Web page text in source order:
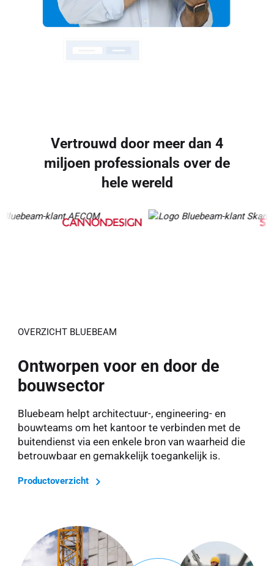
Vertrouwd door meer dan 4
miljoen professionals over de
hele wereld
OVERZICHT BLUEBEAM
Ontworpen voor en door de
bouwsector
Bluebeam helpt architectuur-, engineering- en
bouwteams om het kantoor te verbinden met de
buitendienst via een enkele bron van waarheid die
betrouwbaar en gemakkelijk toegankelijk is.
Productoverzicht